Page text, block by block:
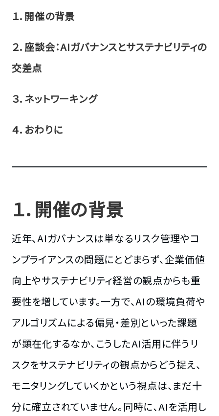
１．開催の背景
２．座談会：AIガバナンスとサステナビリティの
交差点
３．ネットワーキング
４．おわりに
１．開催の背景
近年、AIガバナンスは単なるリスク管理やコ
ンプライアンスの問題にとどまらず、企業価値
向上やサステナビリティ経営の観点からも重
要性を増しています。一方で、AIの環境負荷や
アルゴリズムによる偏見・差別といった課題
が顕在化するなか、こうしたAI活用に伴うリ
スクをサステナビリティの観点からどう捉え、
モニタリングしていくかという視点は、まだ十
分に確立されていません。同時に、AIを活用し